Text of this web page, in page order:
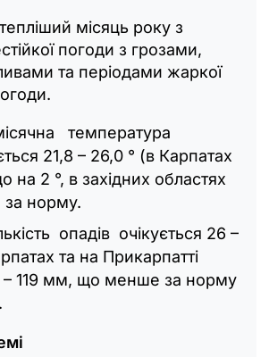
місяць року з
погоди з грозами,
та періодами жаркої
температура
21,8 – 26,0 ° (в Карпатах
на 2 °, в західних областях
за норму.
опадів очікується 26 –
та на Прикарпатті
– 119 мм, що менше за норму